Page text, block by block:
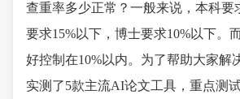
查重率多少正常？一般来说，本科要
要求15%以下，博士要求10%以下。
好控制在10%以内。为了帮助大家解
实测了5款主流AI论文工具，重点测